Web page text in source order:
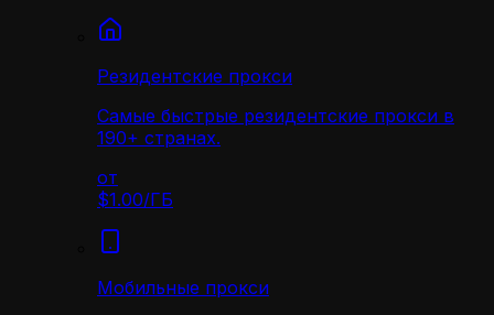
Резидентские прокси
Самые быстрые резидентские прокси в
190+ странах.
от
$1.00/ГБ
Мобильные прокси